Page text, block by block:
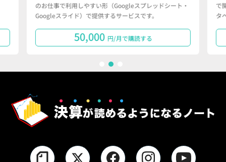
のお仕事で利用しやすい形（Googleスプレッドシート・
Googleスライド）で提供するサービスです。
50,000 円/月で購読する
で
タ